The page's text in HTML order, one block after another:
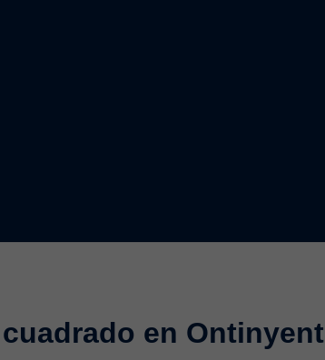
en Ontinyent